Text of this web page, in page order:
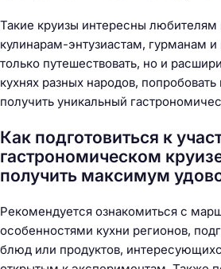
Такие круизы интересны любителям
кулинарам-энтузиастам, гурманам и
только путешествовать, но и
кухнях разных народов,
получить уникальный
Как подготовиться к
гастрономическом
получить максимум
Рекомендуется ознакомиться с
особенностями кухни регионов,
блюд или продуктов,